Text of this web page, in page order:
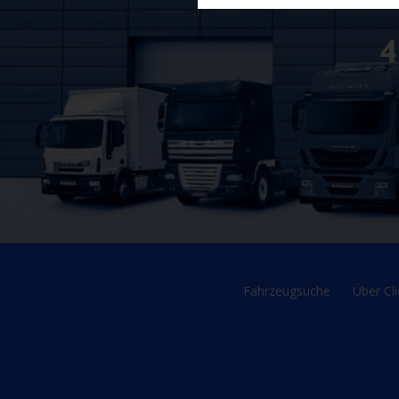
Fahrzeugsuche Über